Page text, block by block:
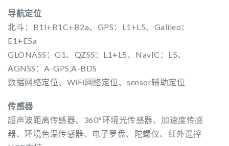
导航定位
北斗：B1I+B1C+B2a、GPS：L1+L5、Galileo：
E1+E5a
GLONASS：G1、QZSS：L1+L5、NavIC：L5、
AGNSS：A-GPS,A-BDS
数据网络定位、WiFi网络定位、sensor辅助定位
传感器
超声波距离传感器、360°环境光传感器、加速度传感
器、环境色温传感器、电子罗盘、陀螺仪、红外遥控